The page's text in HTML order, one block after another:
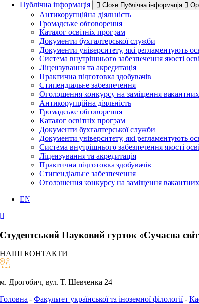
Публічна інформація
Close Публічна інформація
Антикорупційна діяльність
Громадське обговорення
Каталог освітніх програм
Документи бухгалтерської служби
Документи університету, які регламентують
Система внутрішнього забезпечення якості
Ліцензування та акредитація
Практична підготовка здобувачів
Стипендіальне забезпечення
Оголошення конкурсу на заміщення
Антикорупційна діяльність
Громадське обговорення
Каталог освітніх програм
Документи бухгалтерської служби
Документи університету, які регламентують
Система внутрішнього забезпечення якості
Ліцензування та акредитація
Практична підготовка здобувачів
Стипендіальне забезпечення
Оголошення конкурсу на заміщення
EN
Студентський Науковий гурток «Сучасна
НАШІ КОНТАКТИ
м. Дрогобич, вул. Т. Шевченка 24
Головна - Факультет української та іноземної філології-